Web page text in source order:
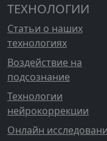
ТЕХНОЛОГИИ
Статьи о наших
технологиях
Воздействие на
подсознание
Технологии
нейрокоррекции
Онлайн